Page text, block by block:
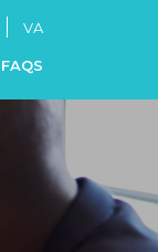
VA
FAQS